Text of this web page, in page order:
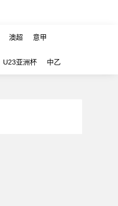
澳超 意甲
U23亚洲杯 中乙